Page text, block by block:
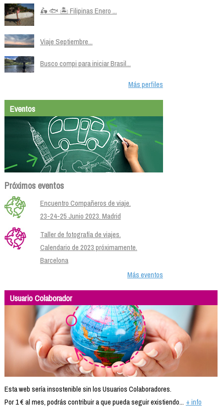
🛵 🐟 🏝️ Filipinas Enero ...
Viaje Septiembre...
Busco compi para iniciar Brasil...
Más perfiles
Eventos
Próximos eventos
Encuentro Compañeros de viaje.
23-24-25 Junio 2023. Madrid
Taller de fotografía de viajes.
Calendario de 2023 próximamente.
Barcelona
Más eventos
Usuario Colaborador
Esta web sería insostenible sin los Usuarios Colaboradores.
Por 1 € al mes, podrás contribuir a que pueda seguir existiendo... + info